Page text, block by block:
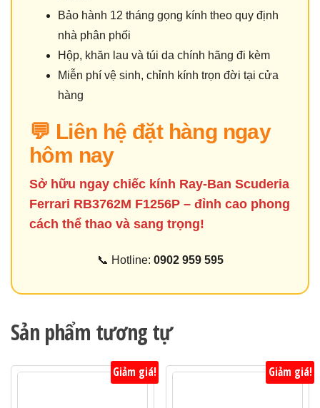
Bảo hành 12 tháng gọng kính theo quy định
nhà phân phối
Hộp, khăn lau và túi da chính hãng đi kèm
Miễn phí vệ sinh, chỉnh kính trọn đời tại cửa
hàng
💬 Liên hệ đặt hàng ngay
hôm nay
Sở hữu ngay chiếc kính Ray-Ban Scuderia
Ferrari RB3762M F1256P – đỉnh cao phong
cách thể thao và sang trọng!
📞 Hotline: 0902 959 595
Sản phẩm tương tự
Giảm giá! Giảm giá!